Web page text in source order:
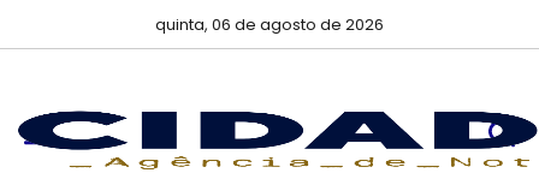
quinta, 06 de agosto de 2026